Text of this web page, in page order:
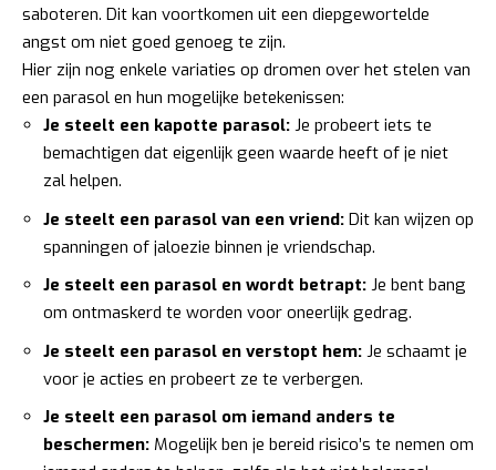
saboteren. Dit kan voortkomen uit een diepgewortelde
angst om niet goed genoeg te zijn.
Hier zijn nog enkele variaties op dromen over het stelen van
een parasol en hun mogelijke betekenissen:
Je steelt een kapotte parasol: Je probeert iets te
bemachtigen dat eigenlijk geen waarde heeft of je niet
zal helpen.
Je steelt een parasol van een vriend: Dit kan wijzen op
spanningen of jaloezie binnen je vriendschap.
Je steelt een parasol en wordt betrapt: Je bent bang
om ontmaskerd te worden voor oneerlijk gedrag.
Je steelt een parasol en verstopt hem: Je schaamt je
voor je acties en probeert ze te verbergen.
Je steelt een parasol om iemand anders te
beschermen: Mogelijk ben je bereid risico’s te nemen om